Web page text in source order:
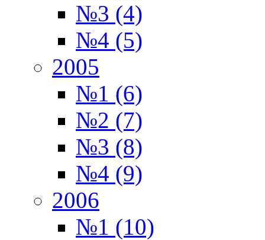
№3 (4)
№4 (5)
2005
№1 (6)
№2 (7)
№3 (8)
№4 (9)
2006
№1 (10)